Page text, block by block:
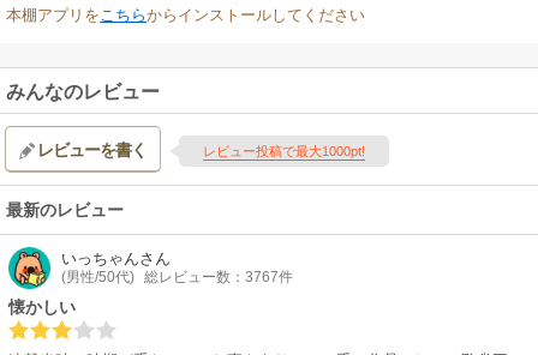
本棚アプリをこちらからインストールしてください
みんなのレビュー
レビューを書く レビュー投稿で最大1000pt!
最新のレビュー
いっちゃんさん
(男性/50代) 総レビュー数：3767件
懐かしい